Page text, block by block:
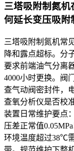
三塔吸附制氮机
何延长变压吸附
三塔吸附制氮机常
降和露点超标。分
要求前端油气分离
4000小时更换。阀
查气动阀密封件，
查氧分析仪是否校
装置日常维护要点
压差正常值
环境温度超过38℃